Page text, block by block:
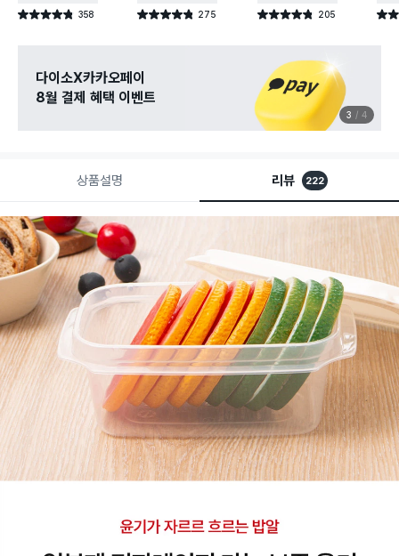
별점 4.8점 358
건 작성 별점 4.8점 275
건 작성 별점 4.8점 205
건 작성 별점
다이소X카카오페이
8월 결제 혜택 이벤트
3 4
상품설명 리뷰 222